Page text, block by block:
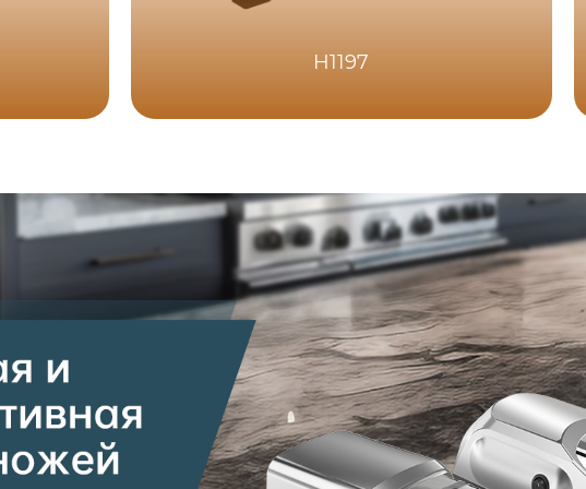
H1197